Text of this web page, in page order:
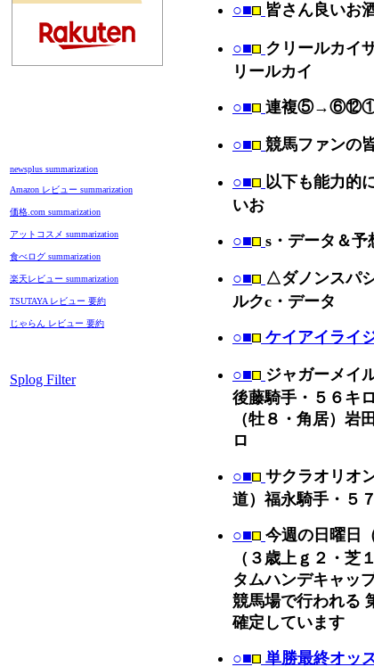
newsplus summarization
Amazon レビュー summarization
価格.com summarization
アットコスメ summarization
食べログ summarization
楽天レビュー summarization
TSUTAYA レビュー 要約
じゃらん レビュー 要約
Splog Filter
○■ 皆さん良いお
○■ クリールカイ
リールカイ
○■ 連複
○■ 競馬ファンの
○■ 以下も能力的
いお
○■ s・データ＆予
○■ △ダノンスパ
ルクc・データ
○■ ケイアイライ
○■ ジャガーメイ
後藤騎手・５６キ
（牡８・角居）岩
ロ
○■ サクラオリオ
道）福永騎手・５
○■ 今週の日曜日
（３歳上ｇ２・芝
タムハンデキャッ
競馬場で行われる
確定しています
○■ 単勝最終オッ